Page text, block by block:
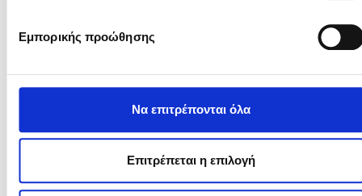
Εμπορικής προώθησης
Να επιτρέπονται όλα
Επιτρέπεται η επιλογή
Αγορά και εγκατάσταση ηλεκτρονικού υπολογιστή και
λογισμικού διαχείρισης γεωργικής εκμετάλλευσης,
δαπάνη λήψης υπηρεσιών που συνδέονται άμεσα με
την υλοποίηση του επενδυτικού σχεδίου.
επενδύσεων παρέχονται στην Πρόσκληση εκδήλωσης
ενδιαφέροντος.